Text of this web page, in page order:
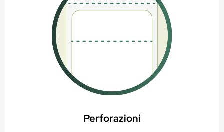
Perforazioni